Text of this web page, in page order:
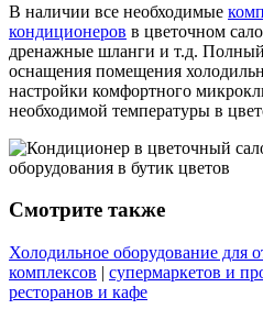
В наличии все необходимые
кондиционеров в цветочном
дренажные шланги и т.д.
оснащения помещения
настройки комфортного
необходимой температуры в
Смотрите также
Холодильное оборудование для
комплексов | супермаркетов и
ресторанов и кафе